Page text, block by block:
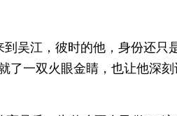
吴江，彼时的他，身份还只
了一双火眼金睛，也让他深